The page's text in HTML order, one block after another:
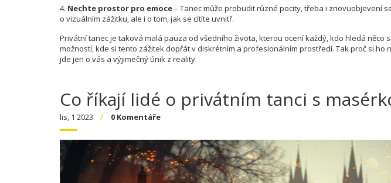
4. Nechte prostor pro emoce– Tanec může probudit různé pocity, třeba i znovuobjevení
o vizuálním zážitku, ale i o tom, jak se cítíte uvnitř.
Privátní tanec je taková malá pauza od všedního života, kterou ocení každý, kdo hledá něco
možností, kde si tento zážitek dopřát v diskrétním a profesionálním prostředí. Tak proč si ho
jde jen o vás a výjimečný únik z reality.
Co říkají lidé o privátním tanci s
lis, 1 2023 0 Komentáře